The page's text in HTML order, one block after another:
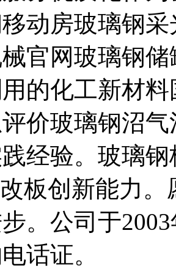
动房玻璃钢
官网玻璃钢
的化工新材
价玻璃钢沼
经验。玻璃
板创新能力
。公司于
话证。